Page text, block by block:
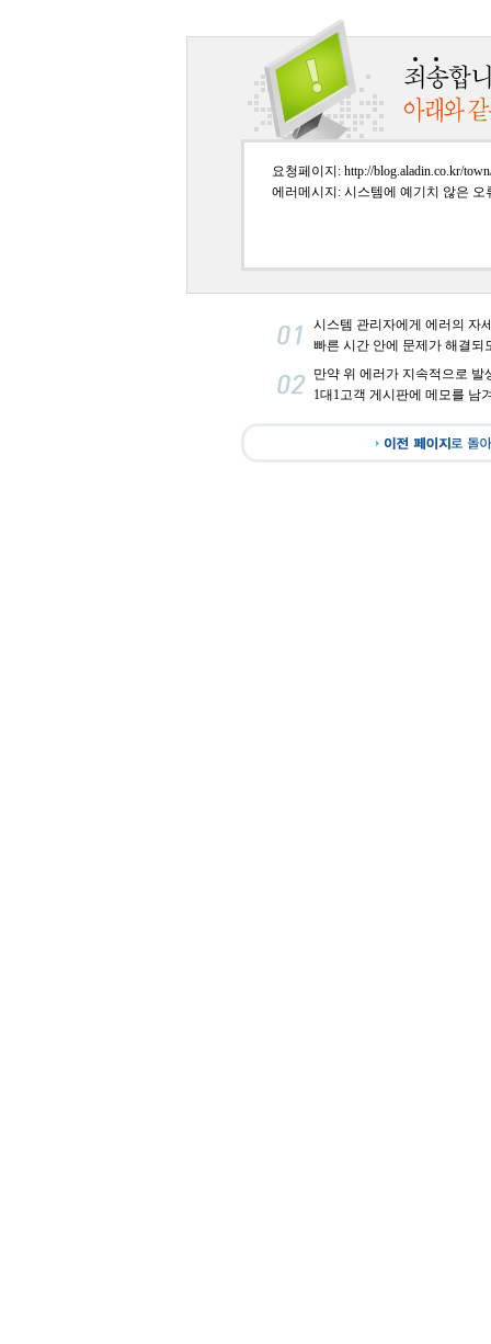
요청페이지: http://blog.aladin.co.kr/
에러메시지: 시스템에 예기치 않은 오
시스템 관리자에게 에러의 자
빠른 시간 안에 문제가 해결되
만약 위 에러가 지속적으로
1대1고객 게시판에 메모를 남